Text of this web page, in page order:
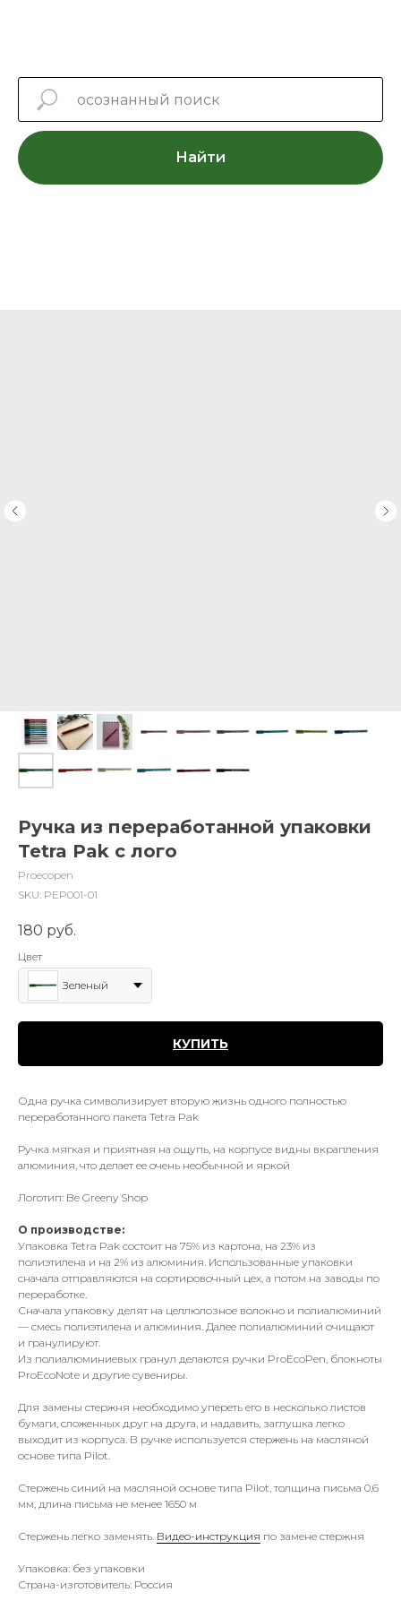
Найти
Ручка из переработанной упаковки
Tetra Pak с лого
Proecopen
SKU: PEP001-01
180 руб.
Цвет
Зеленый
КУПИТЬ
Одна ручка символизирует вторую жизнь одного полностью
переработанного пакета Tetra Pak
Ручка мягкая и приятная на ощупь, на корпусе видны вкрапления
алюминия, что делает ее очень необычной и яркой
Логотип: Be Greeny Shop
О производстве:
Упаковка Tetra Pak состоит на 75% из картона, на 23% из
полиэтилена и на 2% из алюминия. Использованные упаковки
сначала отправляются на сортировочный цех, а потом на заводы по
переработке.
Сначала упаковку делят на целлюлозное волокно и полиалюминий
— смесь полиэтилена и алюминия. Далее полиалюминий очищают
и гранулируют.
Из полиалюминиевых гранул делаются ручки ProEcoPen, блокноты
ProEcoNote и другие сувениры.
Для замены стержня необходимо упереть его в несколько листов
бумаги, сложенных друг на друга, и надавить, заглушка легко
выходит из корпуса. В ручке используется стержень на масляной
основе типа Pilot.
Стержень синий на масляной основе типа Pilot, толщина письма 0,6
мм, длина письма не менее 1650 м
Стержень легко заменять. Видео-инструкция по замене стержня
Упаковка: без упаковки
Страна-изготовитель: Россия